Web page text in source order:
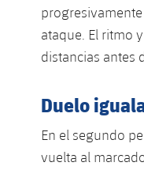
ataque. El ritmo
distancias antes
Duelo
En el segundo
vuelta al